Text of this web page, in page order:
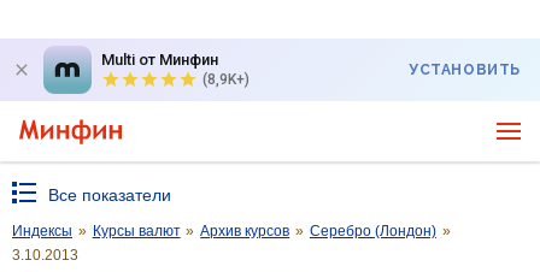
Multi от Минфин
(8,9K+)
УСТАНОВИТЬ
Все показатели
Индексы » Курсы валют » Архив курсов » Серебро (Лондон) »
3.10.2013